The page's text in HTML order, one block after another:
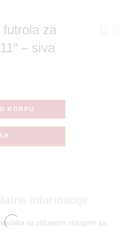
za
– siva
KORPU
sa plišanom oblogom za